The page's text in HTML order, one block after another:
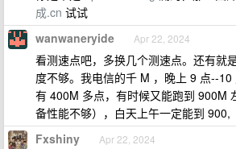
成.cn 试试
wanwaneryide Apr 22, 2024
看测速点吧，多换几个测速点。还有就
度不够。我电信的千 M ，晚上 9 点--10
有 400M 多点，有时候又能跑到 900M
备性能不够），白天上午一定能到 900,
Fxshiny Apr 22, 2024